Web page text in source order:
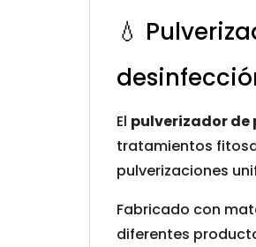
💧
El pulverizador de
tratamientos
pulverizaciones
Fabricado con
diferentes